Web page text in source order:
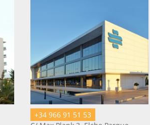
+34 966 91 51 53